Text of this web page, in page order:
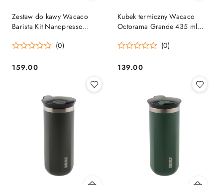
Zestaw do kawy Wacaco
Barista Kit Nanopresso
(0)
Cena:
159.00
Kubek termiczny Wacaco
Octorama Grande 435 ml
(0)
Cena:
139.00